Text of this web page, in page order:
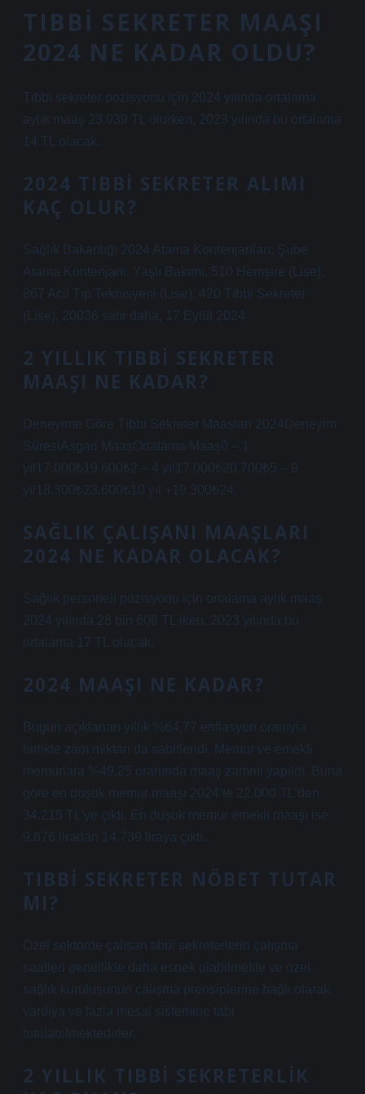
TIBBI SEKRETER MAAŞI
2024 NE KADAR OLDU?
Tıbbi sekreter pozisyonu için 2024 yılında ortalama
aylık maaş 23.039 TL olurken, 2023 yılında bu ortalama
14 TL olacak.
2024 TIBBI SEKRETER ALIMI
KAÇ OLUR?
Sağlık Bakanlığı 2024 Atama Kontenjanları; Şube
Atama Kontenjanı, Yaşlı Bakımı, 510 Hemşire (Lise),
867 Acil Tıp Teknisyeni (Lise), 420 Tıbbi Sekreter
(Lise), 20036 satır daha, 17 Eylül 2024
2 YILLIK TIBBI SEKRETER
MAAŞI NE KADAR?
Deneyime Göre Tıbbi Sekreter Maaşları 2024Deneyim
SüresiAsgari MaaşOrtalama Maaş0 – 1
yıl17.000₺19.600₺2 – 4 yıl17.000₺20.700₺5 – 9
yıl18.300₺23.600₺10 yıl +19.300₺24.
SAĞLIK ÇALIŞANI MAAŞLARI
2024 NE KADAR OLACAK?
Sağlık personeli pozisyonu için ortalama aylık maaş
2024 yılında 28 bin 606 TL iken, 2023 yılında bu
ortalama 17 TL olacak.
2024 MAAŞI NE KADAR?
Bugün açıklanan yıllık %64.77 enflasyon oranıyla
birlikte zam miktarı da sabitlendi. Memur ve emekli
memurlara %49.25 oranında maaş zammı yapıldı. Buna
göre en düşük memur maaşı 2024’te 22.000 TL’den
34.215 TL’ye çıktı. En düşük memur emekli maaşı ise
9.876 liradan 14.739 liraya çıktı.
TIBBI SEKRETER NÖBET TUTAR
MI?
Özel sektörde çalışan tıbbi sekreterlerin çalışma
saatleri genellikle daha esnek olabilmekte ve özel
sağlık kuruluşunun çalışma prensiplerine bağlı olarak
vardiya ve fazla mesai sistemine tabi
tutulabilmektedirler.
2 YILLIK TIBBI SEKRETERLIK